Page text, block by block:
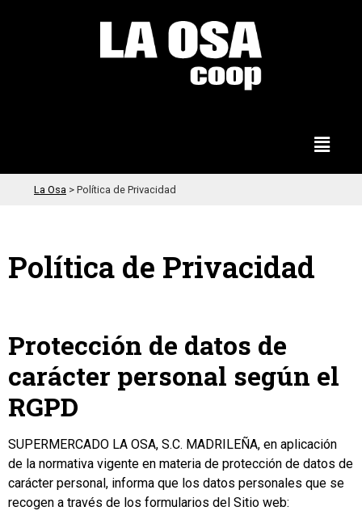
La Osa > Política de Privacidad
Política de Privacidad
Protección de datos de
carácter personal según el
RGPD
SUPERMERCADO LA OSA, S.C. MADRILEÑA, en aplicación
de la normativa vigente en materia de protección de datos de
carácter personal, informa que los datos personales que se
recogen a través de los formularios del Sitio web: